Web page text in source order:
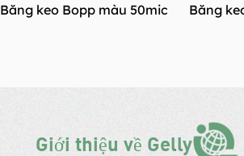
Băng keo Bopp siêu trong
Băng
Giới thiệu về Gelly